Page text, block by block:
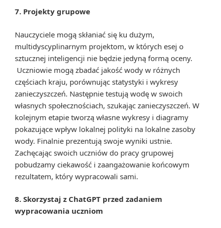
7. Projekty grupowe
Nauczyciele mogą skłaniać się ku dużym,
multidyscyplinarnym projektom, w których esej o
sztucznej inteligencji nie będzie jedyną formą oceny.
Uczniowie mogą zbadać jakość wody w różnych
częściach kraju, porównując statystyki i wykresy
zanieczyszczeń. Następnie testują wodę w swoich
własnych społecznościach, szukając zanieczyszczeń. W
kolejnym etapie tworzą własne wykresy i diagramy
pokazujące wpływ lokalnej polityki na lokalne zasoby
wody. Finalnie prezentują swoje wyniki ustnie.
Zachęcając swoich uczniów do pracy grupowej
pobudzamy ciekawość i zaangażowanie końcowym
rezultatem, który wypracowali sami.
8. Skorzystaj z ChatGPT przed zadaniem
wypracowania uczniom